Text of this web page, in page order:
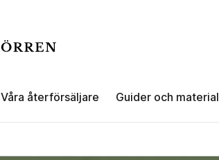
Våra återförsäljare Guider och material